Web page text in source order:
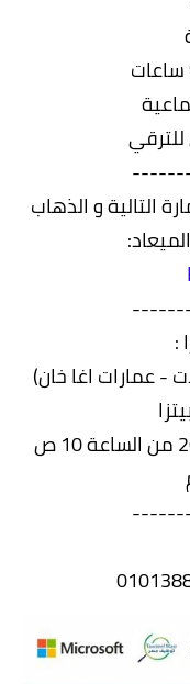
التالية و الذهاب
:
- عمارات اغا خان)
الميعاد: يوم الاربعاء 23 ابريل 2022 من الساعة 10 ص